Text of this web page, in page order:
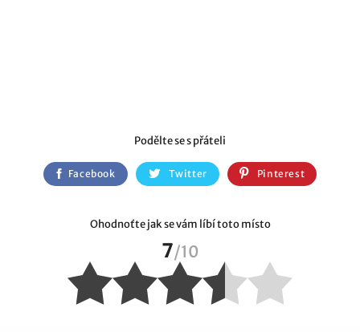
Ohodnoťte jak se vám líbí toto místo
7/10
Podělte se s přáteli
Facebook Twitter Pinterest